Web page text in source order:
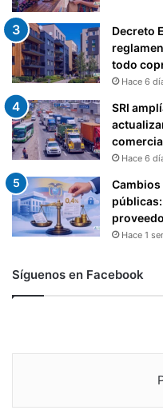
Decreto
todo
Hace 6
SRI
Hace 6
Cambios
Hace 1
Síguenos en Facebook